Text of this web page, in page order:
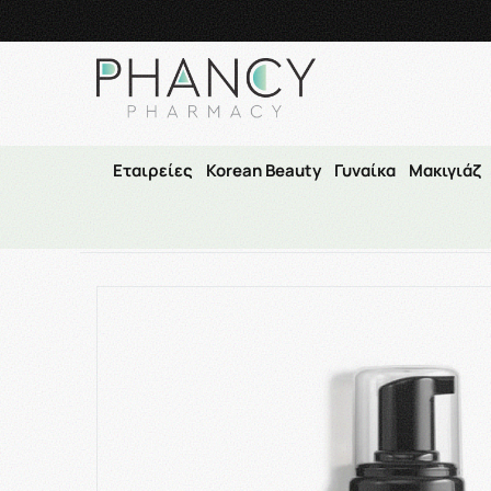
Τηλεφωνικές
Εταιρείες Korean Beauty Γυναίκα Μακιγιάζ